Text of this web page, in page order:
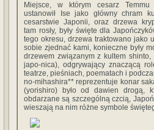
Miejsce, w którym cesarz
ustanowił Ise jako główny chram
cesarstwie Japonii, oraz drzewa
tam rosły, były święte dla
tego okresu, drzewa traktowano jako
sobie zjednać kami, konieczne były
drzewem związanym z kultem
japo-nica), odgrywający znaczącą
teatrze, pieśniach, poematach i
no-mihashira** reprezentuje konar
(yorishiro) było od dawien drogą,
obdarzane są szczególną czcią,
wieszają na nim różne symbole